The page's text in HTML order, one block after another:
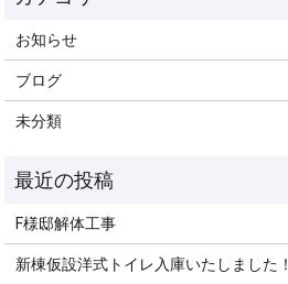
お知らせ
ブログ
未分類
F様邸解体工事
新棟仮設洋式トイレ入庫いたしました！